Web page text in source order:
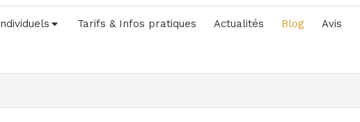
Tarifs & Infos pratiques Actualités Blog Avis